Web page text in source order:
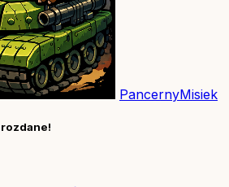
PancernyMisiek